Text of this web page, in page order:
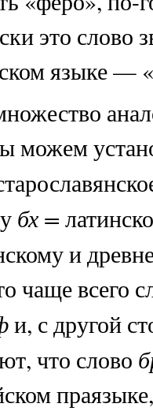
это слово
языке —
можем
бх =
и
чаще всего
и, с другой
что слово